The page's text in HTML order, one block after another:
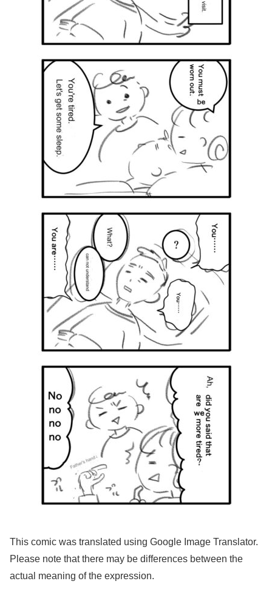
This comic was translated using Google Image Translator.
Please note that there may be differences between the
actual meaning of the expression.